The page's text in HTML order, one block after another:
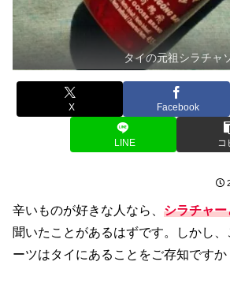
タイの元祖シラチャ
X Facebook
LINE コ
辛いものが好きな人なら、 シラチャ
聞いたことがあるはずです。しかし
ーツはタイにあることをご存知ですか